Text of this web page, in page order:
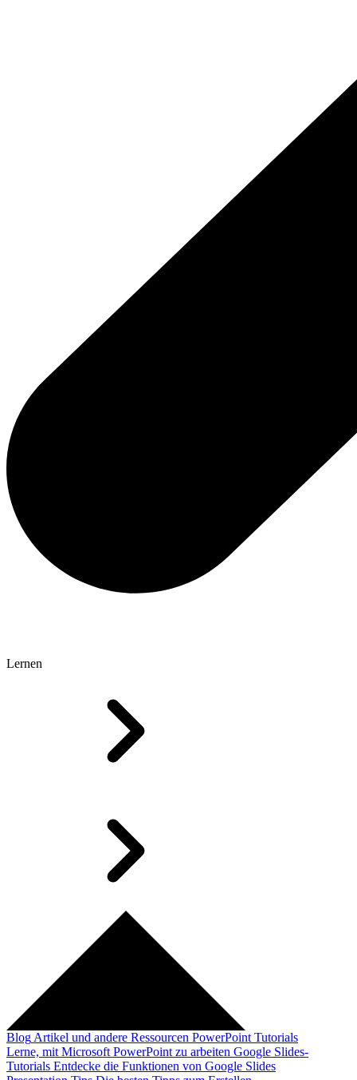
Lernen
Blog Artikel und andere Ressourcen PowerPoint Tutorials
Lerne, mit Microsoft PowerPoint zu arbeiten Google Slides-
Tutorials Entdecke die Funktionen von Google Slides